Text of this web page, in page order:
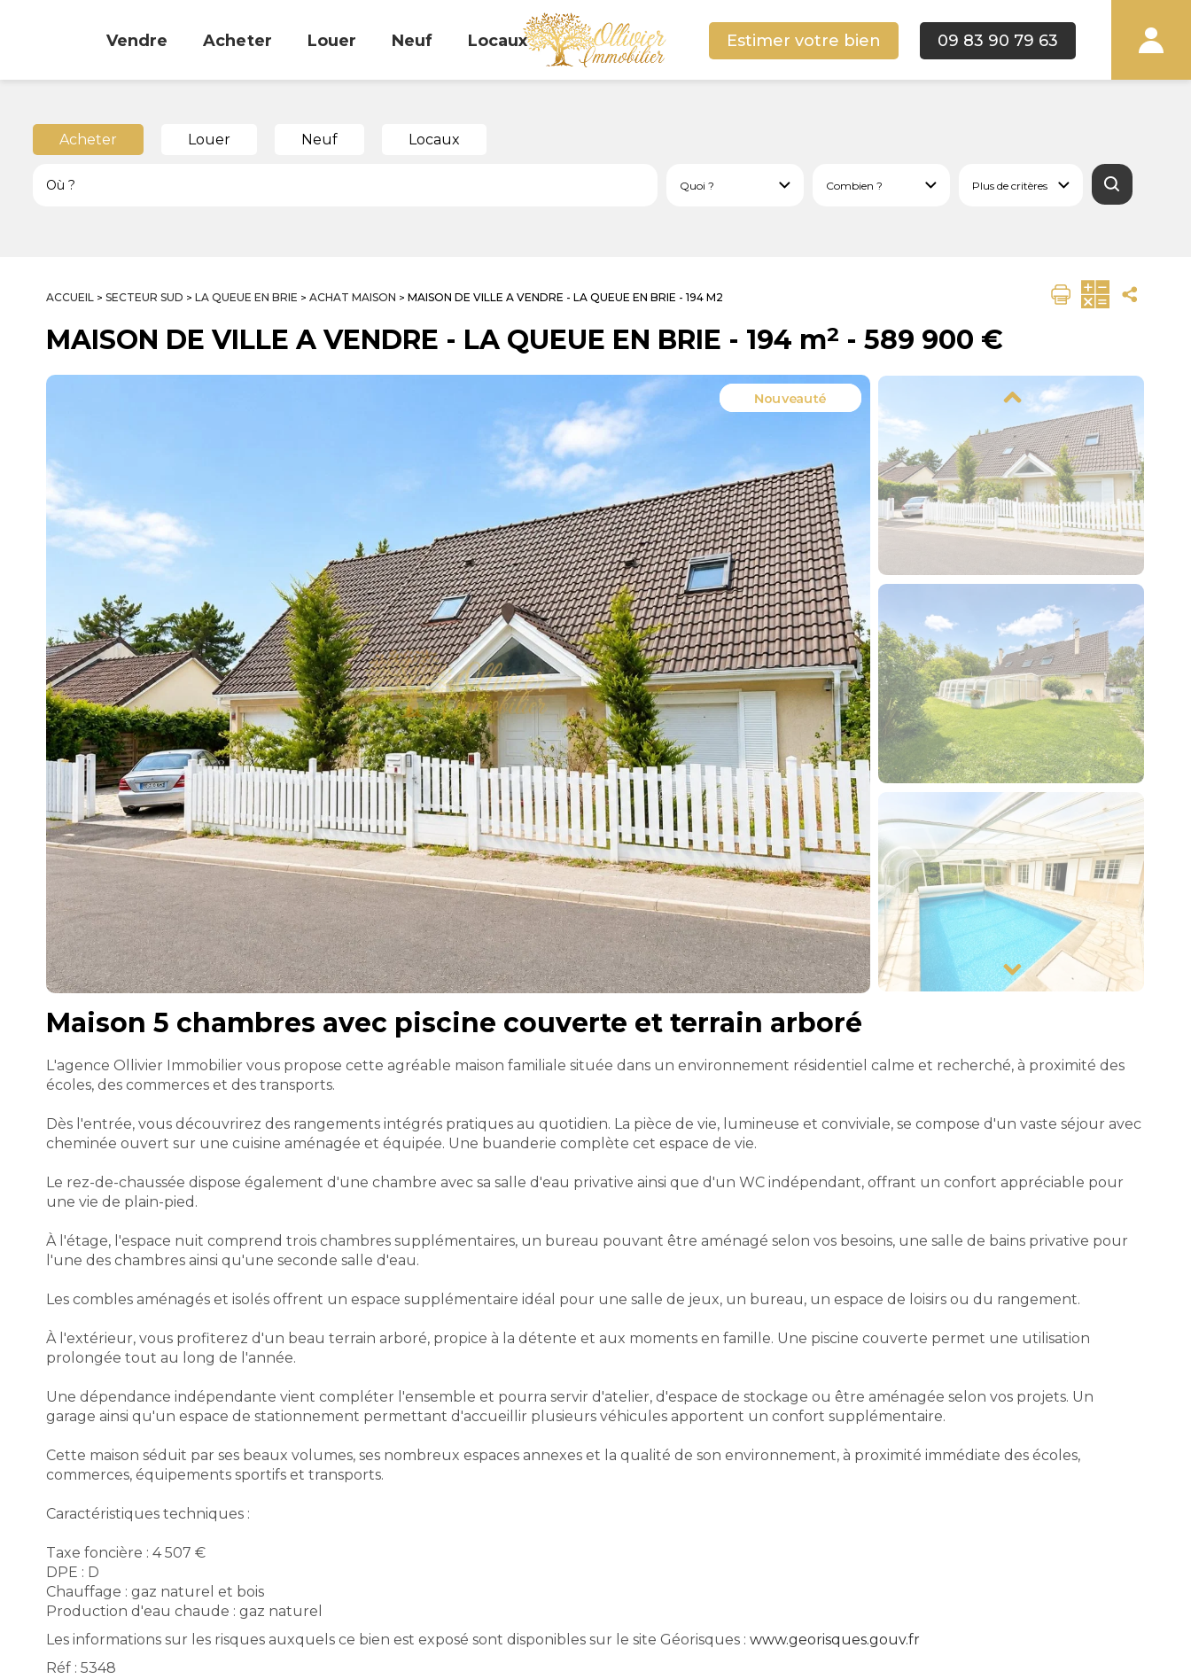
Estimer votre bien 09 83 90 79 63
Vendre Acheter Louer Neuf Locaux
Acheter Louer Neuf Locaux
ACCUEIL > SECTEUR SUD > LA QUEUE EN BRIE > ACHAT MAISON > MAISON DE VILLE A VENDRE - LA QUEUE EN BRIE - 194 M2
MAISON DE VILLE A VENDRE - LA QUEUE EN BRIE - 194 m2 - 589 900 €
Maison 5 chambres avec piscine couverte et terrain arboré
L'agence Ollivier Immobilier vous propose cette agréable maison familiale située dans un environnement résidentiel calme et recherché, à proximité des
écoles, des commerces et des transports.
Dès l'entrée, vous découvrirez des rangements intégrés pratiques au quotidien. La pièce de vie, lumineuse et conviviale, se compose d'un vaste séjour avec
cheminée ouvert sur une cuisine aménagée et équipée. Une buanderie complète cet espace de vie.
Le rez-de-chaussée dispose également d'une chambre avec sa salle d'eau privative ainsi que d'un WC indépendant, offrant un confort appréciable pour
une vie de plain-pied.
À l'étage, l'espace nuit comprend trois chambres supplémentaires, un bureau pouvant être aménagé selon vos besoins, une salle de bains privative pour
l'une des chambres ainsi qu'une seconde salle d'eau.
Les combles aménagés et isolés offrent un espace supplémentaire idéal pour une salle de jeux, un bureau, un espace de loisirs ou du rangement.
À l'extérieur, vous profiterez d'un beau terrain arboré, propice à la détente et aux moments en famille. Une piscine couverte permet une utilisation
prolongée tout au long de l'année.
Une dépendance indépendante vient compléter l'ensemble et pourra servir d'atelier, d'espace de stockage ou être aménagée selon vos projets. Un
garage ainsi qu'un espace de stationnement permettant d'accueillir plusieurs véhicules apportent un confort supplémentaire.
Cette maison séduit par ses beaux volumes, ses nombreux espaces annexes et la qualité de son environnement, à proximité immédiate des écoles,
commerces, équipements sportifs et transports.
Caractéristiques techniques :
Taxe foncière : 4 507 €
DPE : D
Chauffage : gaz naturel et bois
Production d'eau chaude : gaz naturel
Les informations sur les risques auxquels ce bien est exposé sont disponibles sur le site Géorisques : www.georisques.gouv.fr
Réf : 5348